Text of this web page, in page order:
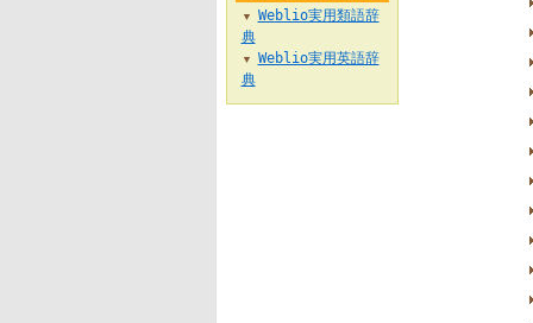
▼
Weblio実用類語辞
典
▼
Weblio実用英語辞
典